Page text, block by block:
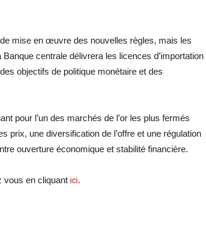
mise en œuvre des nouvelles règles, mais les
centrale délivrera les licences d’importation
objectifs de politique monétaire et des
pour l’un des marchés de l’or les plus fermés
prix, une diversification de l’offre et une régulation
ouverture économique et stabilité financière.
vous en cliquant ici.